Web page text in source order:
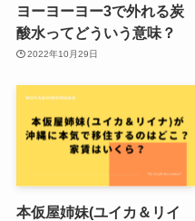
ヨーヨーヨー3で外れる炭
酸水ってどういう意味？
2022年10月29日
本仮屋姉妹(ユイカ＆リイ